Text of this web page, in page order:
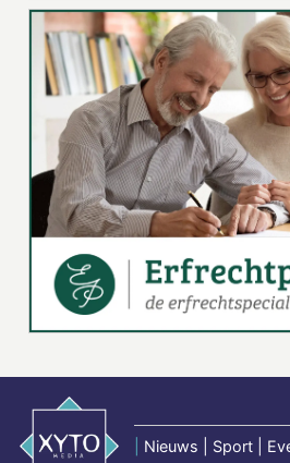
Nieuws | Sport |